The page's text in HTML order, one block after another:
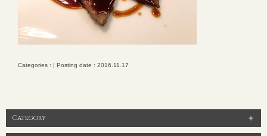
Categories : | Posting date : 2016.11.17
Category